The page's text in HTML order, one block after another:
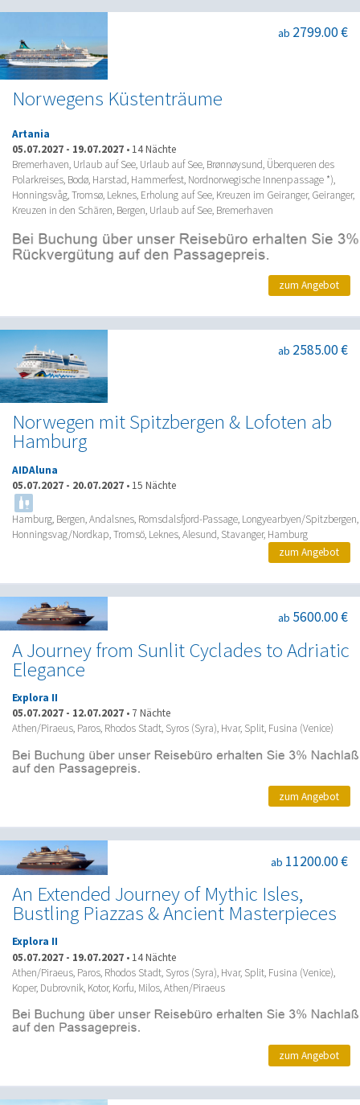
Norwegens Küstenträume
ab 2799.00 €
Artania
05.07.2027 - 19.07.2027 • 14 Nächte
Bremerhaven, Urlaub auf See, Urlaub auf See, Brønnøysund, Überqueren des
Polarkreises, Bodø, Harstad, Hammerfest, Nordnorwegische Innenpassage *),
Honningsvåg, Tromsø, Leknes, Erholung auf See, Kreuzen im Geiranger, Geiranger,
Kreuzen in den Schären, Bergen, Urlaub auf See, Bremerhaven
zum Angebot
Norwegen mit Spitzbergen & Lofoten ab
Hamburg
ab 2585.00 €
AIDAluna
05.07.2027 - 20.07.2027 • 15 Nächte
Hamburg, Bergen, Andalsnes, Romsdalsfjord-Passage, Longyearbyen/Spitzbergen,
Honningsvag/Nordkap, Tromsö, Leknes, Alesund, Stavanger, Hamburg
zum Angebot
A Journey from Sunlit Cyclades to Adriatic
Elegance
ab 5600.00 €
Explora II
05.07.2027 - 12.07.2027 • 7 Nächte
Athen/Piraeus, Paros, Rhodos Stadt, Syros (Syra), Hvar, Split, Fusina (Venice)
zum Angebot
An Extended Journey of Mythic Isles,
Bustling Piazzas & Ancient Masterpieces
ab 11200.00 €
Explora II
05.07.2027 - 19.07.2027 • 14 Nächte
Athen/Piraeus, Paros, Rhodos Stadt, Syros (Syra), Hvar, Split, Fusina (Venice),
Koper, Dubrovnik, Kotor, Korfu, Milos, Athen/Piraeus
zum Angebot